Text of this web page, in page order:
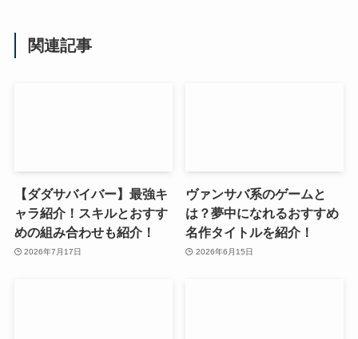
関連記事
【ダダサバイバー】最強キ
ャラ紹介！スキルとおすす
めの組み合わせも紹介！
2026年7月17日
ヴァンサバ系のゲームと
は？夢中になれるおすすめ
名作タイトルを紹介！
2026年6月15日